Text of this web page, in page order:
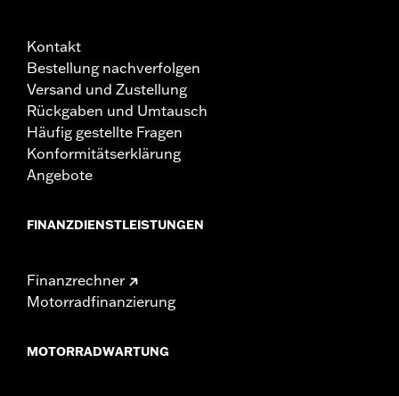
Kontakt
Bestellung nachverfolgen
Versand und Zustellung
Rückgaben und Umtausch
Häufig gestellte Fragen
Konformitätserklärung
Angebote
FINANZDIENSTLEISTUNGEN
Finanzrechner
Motorradfinanzierung
MOTORRADWARTUNG